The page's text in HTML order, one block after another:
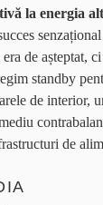
la energia
de așteptat,
standby
de interior,
de